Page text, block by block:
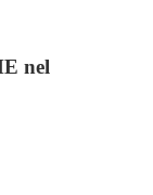
nel